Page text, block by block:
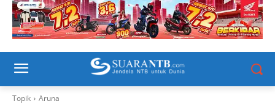
Topik Aruna